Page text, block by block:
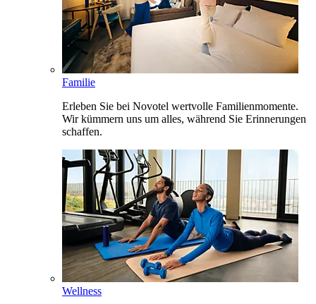
Familie
Erleben Sie bei Novotel wertvolle Familienmomente.
Wir kümmern uns um alles, während Sie Erinnerungen
schaffen.
Wellness